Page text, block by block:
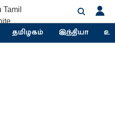
தமிழகம் இந்தியா